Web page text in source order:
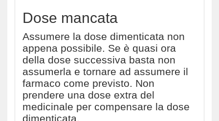
Dose mancata
Assumere la dose dimenticata non
appena possibile. Se è quasi ora
della dose successiva basta non
assumerla e tornare ad assumere il
farmaco come previsto. Non
prendere una dose extra del
medicinale per compensare la dose
dimenticata.